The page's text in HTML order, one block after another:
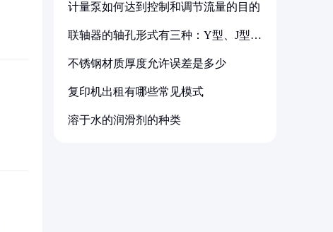
计量泵如何达到控制和调节流量的目的
联轴器的轴孔形式有三种：Y型、J型、
不锈钢材质厚度允许误差是多少
复印机出租有哪些常见模式
溶于水的润滑剂的种类